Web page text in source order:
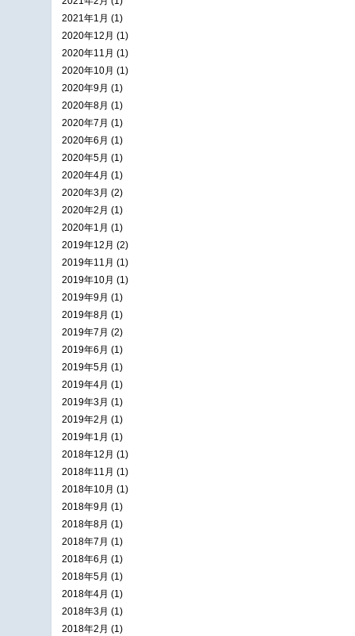
2021年1月 (1)
2020年12月 (1)
2020年11月 (1)
2020年10月 (1)
2020年9月 (1)
2020年8月 (1)
2020年7月 (1)
2020年6月 (1)
2020年5月 (1)
2020年4月 (1)
2020年3月 (2)
2020年2月 (1)
2020年1月 (1)
2019年12月 (2)
2019年11月 (1)
2019年10月 (1)
2019年9月 (1)
2019年8月 (1)
2019年7月 (2)
2019年6月 (1)
2019年5月 (1)
2019年4月 (1)
2019年3月 (1)
2019年2月 (1)
2019年1月 (1)
2018年12月 (1)
2018年11月 (1)
2018年10月 (1)
2018年9月 (1)
2018年8月 (1)
2018年7月 (1)
2018年6月 (1)
2018年5月 (1)
2018年4月 (1)
2018年3月 (1)
2018年2月 (1)